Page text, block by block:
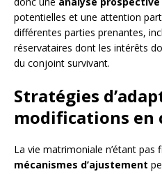
potentielles et une attention
différentes parties prenantes,
réservataires dont les intérêts
du conjoint survivant.
Stratégies
modifications en
La vie matrimoniale n’étant pas
mécanismes d’ajustement